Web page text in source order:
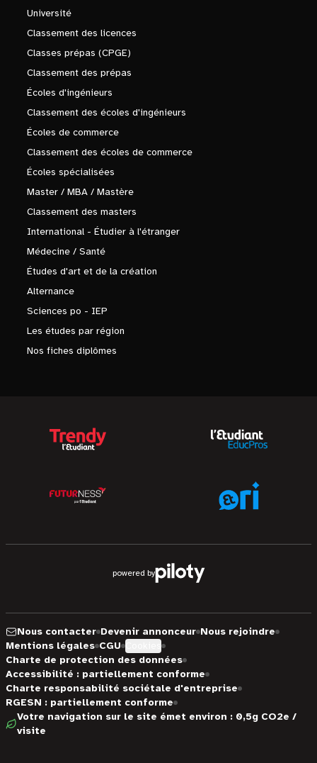
Université
Classement des licences
Classes prépas (CPGE)
Classement des prépas
Écoles d'ingénieurs
Classement des écoles d'ingénieurs
Écoles de commerce
Classement des écoles de commerce
Écoles spécialisées
Master / MBA / Mastère
Classement des masters
International - Étudier à l'étranger
Médecine / Santé
Études d'art et de la création
Alternance
Sciences po - IEP
Les études par région
Nos fiches diplômes
powered by
Nous contacter Devenir annonceur Nous rejoindre
Mentions légales CGU
Charte de protection des données
Accessibilité : partiellement conforme
Charte responsabilité sociétale d'entreprise
RGESN : partiellement conforme
Votre navigation sur le site émet environ : 0,5g CO2e /
visite